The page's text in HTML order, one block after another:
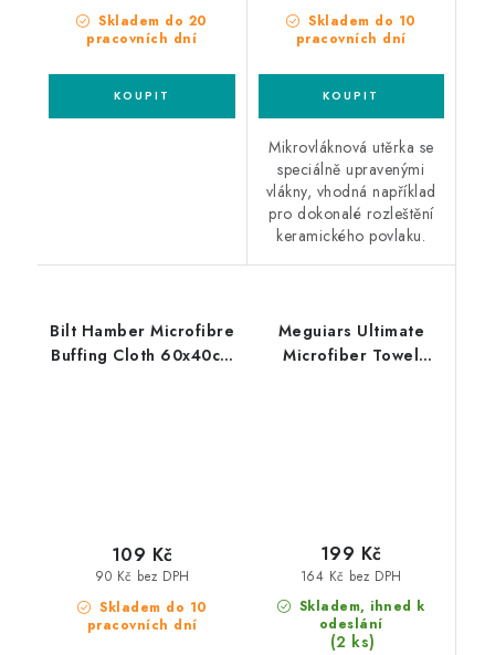
Skladem do 20
pracovních dní
Skladem do 10
pracovních dní
Mikrovláknová utěrka se
speciálně upravenými
vlákny, vhodná například
pro dokonalé rozleštění
keramického povlaku.
Bilt Hamber Microfibre
Buffing Cloth 60x40cm
Skladem do 10
pracovních dní
90 Kč bez DPH
109 Kč
Meguiars Ultimate
Microfiber Towel
Skladem, ihned k
odeslání
(2 ks)
164 Kč bez DPH
199 Kč